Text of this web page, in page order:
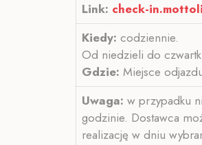
Link: check-
Kiedy: codziennie.
Od niedzieli do
Gdzie: Miejsce
Uwaga: w przypadku
godzinie. Dostawca
realizację w dniu